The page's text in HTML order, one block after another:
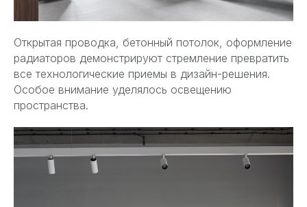
Открытая проводка, бетонный потолок, оформление
радиаторов демонстрируют стремление превратить
все технологические приемы в дизайн-решения.
Особое внимание уделялось освещению
пространства.